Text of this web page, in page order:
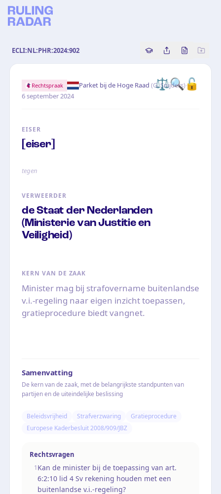
ECLI:NL:PHR:2024:902 Copy source
Share this
Bekijk
⚖️🔍🔓
Rechtspraak Parket bij de Hoge Raad (G. Snijders)·
6 september 2024
EISER
[eiser]
tegen
VERWEERDER
de Staat der Nederlanden
(Ministerie van Justitie en
Veiligheid)
KERN VAN DE ZAAK
Minister mag bij strafovername buitenlandse
v.i.-regeling naar eigen inzicht toepassen,
gratieprocedure biedt vangnet.
Samenvatting
De kern van de zaak, met de belangrijkste standpunten van
partijen en de uiteindelijke beslissing
Beleidsvrijheid Strafverzwaring
Gratieprocedure
Europese Kaderbesluit 2008/909/JBZ
Rechtsvragen
1Kan de minister bij de toepassing van art.
6:2:10 lid 4 Sv rekening houden met een
buitenlandse v.i.-regeling?